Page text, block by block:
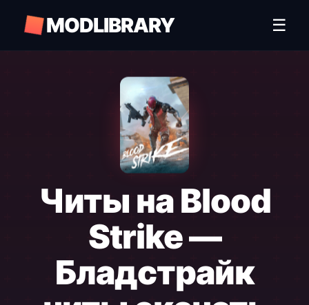
MODLIBRARY ☰
Читы на Blood
Strike —
Бладстрайк